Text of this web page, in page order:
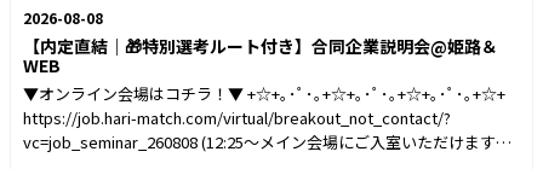
2026-08-08
【内定直結｜🎁特別選考ルート付き】合同企業説明会@姫路＆
WEB
▼オンライン会場はコチラ！▼ +☆+｡･ﾟ･｡+☆+｡･ﾟ･｡+☆+｡･ﾟ･｡+☆+
https://job.hari-match.com/virtual/breakout_not_contact/?
vc=job_seminar_260808 (12:25～メイン会場にご入室いただけます）